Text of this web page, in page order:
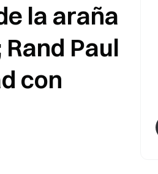
la araña
Paul
con